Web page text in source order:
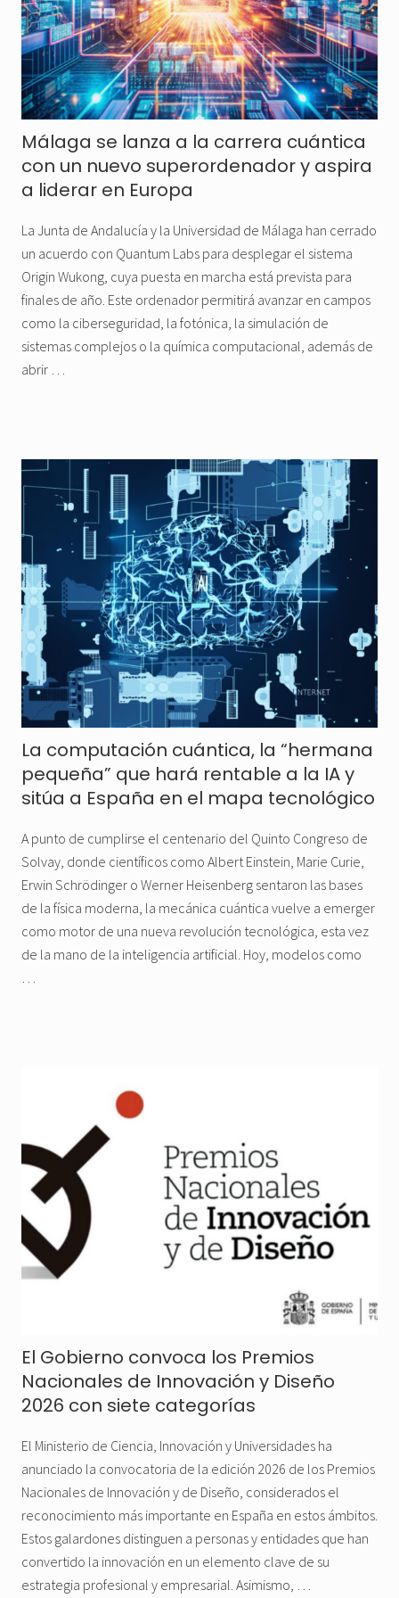
Málaga se lanza a la carrera cuántica
con un nuevo superordenador y aspira
a liderar en Europa
La Junta de Andalucía y la Universidad de Málaga han cerrado
un acuerdo con Quantum Labs para desplegar el sistema
Origin Wukong, cuya puesta en marcha está prevista para
finales de año. Este ordenador permitirá avanzar en campos
como la ciberseguridad, la fotónica, la simulación de
sistemas complejos o la química computacional, además de
abrir …
La computación cuántica, la “hermana
pequeña” que hará rentable a la IA y
sitúa a España en el mapa tecnológico
A punto de cumplirse el centenario del Quinto Congreso de
Solvay, donde científicos como Albert Einstein, Marie Curie,
Erwin Schrödinger o Werner Heisenberg sentaron las bases
de la física moderna, la mecánica cuántica vuelve a emerger
como motor de una nueva revolución tecnológica, esta vez
de la mano de la inteligencia artificial. Hoy, modelos como
El Gobierno convoca los Premios
Nacionales de Innovación y Diseño
2026 con siete categorías
El Ministerio de Ciencia, Innovación y Universidades ha
anunciado la convocatoria de la edición 2026 de los Premios
Nacionales de Innovación y de Diseño, considerados el
reconocimiento más importante en España en estos ámbitos.
Estos galardones distinguen a personas y entidades que han
convertido la innovación en un elemento clave de su
estrategia profesional y empresarial. Asimismo, …